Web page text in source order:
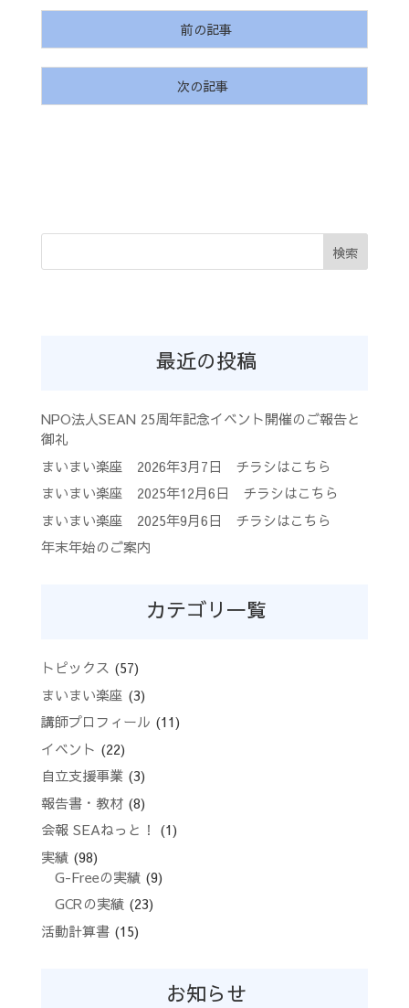
前の記事
次の記事
検索
最近の投稿
NPO法人SEAN 25周年記念イベント開催のご報告と
御礼
まいまい楽座 2026年3月7日 チラシはこちら
まいまい楽座 2025年12月6日 チラシはこちら
まいまい楽座 2025年9月6日 チラシはこちら
年末年始のご案内
カテゴリ一覧
トピックス (57)
まいまい楽座 (3)
講師プロフィール (11)
イベント (22)
自立支援事業(3)
報告書・教材(8)
会報 SEAねっと！ (1)
実績(98)
G-Freeの実績(9)
GCRの実績(23)
活動計算書(15)
お知らせ